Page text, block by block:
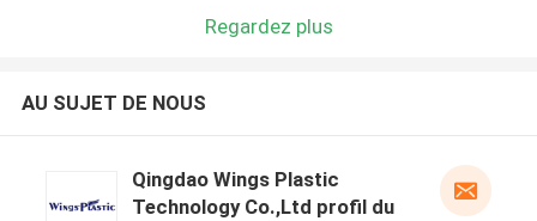
Regardez plus
AU SUJET DE NOUS
Qingdao Wings Plastic
Technology Co.,Ltd profil du